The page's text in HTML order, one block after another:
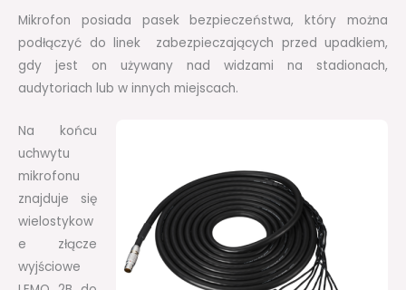
Mikrofon posiada pasek bezpieczeństwa, który można
podłączyć do linek zabezpieczających przed upadkiem,
gdy jest on używany nad widzami na stadionach,
audytoriach lub w innych miejscach.
Na końcu
uchwytu
mikrofonu
znajduje się
wielostykow
e złącze
wyjściowe